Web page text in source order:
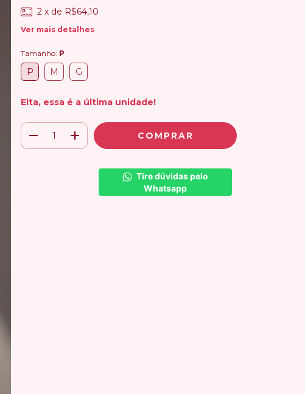
2 x de R$64,10
Ver mais detalhes
Tamanho: P
P M G
Eita, essa é a última unidade!
Tire dúvidas pelo
Whatsapp